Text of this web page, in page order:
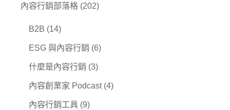
內容行銷部落格 (202)
B2B (14)
ESG 與內容行銷 (6)
什麼是內容行銷 (3)
內容創業家 Podcast(4)
內容行銷工具 (9)